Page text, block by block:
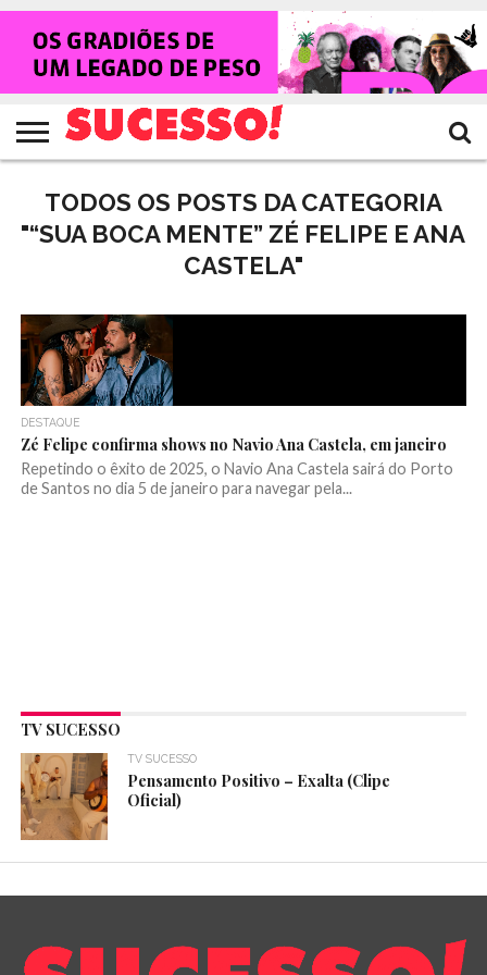
HOME
NOTÍCIAS
SHOWS
ENTREVISTAS
CLIQUES
RANKING
CROWLEY
TV
SUCESSO!
REVISTA
SUCESSO!
TODOS OS POSTS DA CATEGORIA
"“SUA BOCA MENTE” ZÉ FELIPE E ANA
CASTELA"
DESTAQUE
Zé Felipe confirma shows no Navio Ana Castela, em janeiro
Repetindo o êxito de 2025, o Navio Ana Castela sairá do Porto
de Santos no dia 5 de janeiro para navegar pela...
TV SUCESSO
TV SUCESSO
Pensamento Positivo – Exalta (Clipe
Oficial)